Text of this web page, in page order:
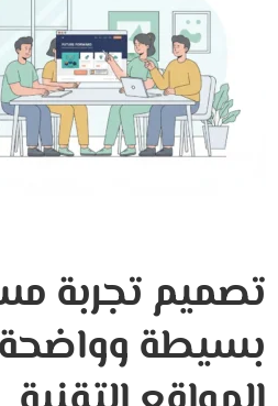
بسيطة